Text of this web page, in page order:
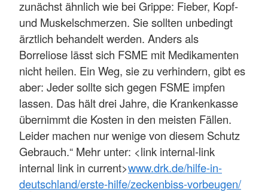
zunächst ähnlich wie bei Grippe: Fieber, Kopf-
und Muskelschmerzen. Sie sollten unbedingt
ärztlich behandelt werden. Anders als
Borreliose lässt sich FSME mit Medikamenten
nicht heilen. Ein Weg, sie zu verhindern, gibt es
aber: Jeder sollte sich gegen FSME impfen
lassen. Das hält drei Jahre, die Krankenkasse
übernimmt die Kosten in den meisten Fällen.
Leider machen nur wenige von diesem Schutz
Gebrauch.“ Mehr unter: <link internal-link
internal link in current>www.drk.de/hilfe-in-
deutschland/erste-hilfe/zeckenbiss-vorbeugen/